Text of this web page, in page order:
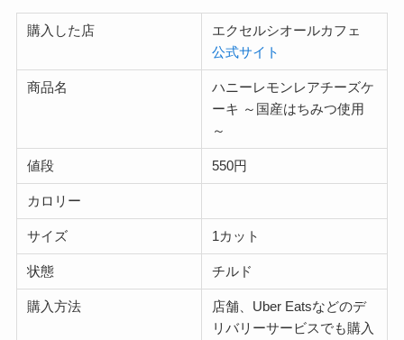
購入した店
エクセルシオールカフェ
公式サイト
商品名
ハニーレモンレアチーズケ
ーキ ～国産はちみつ使用
～
値段 550円
カロリー
サイズ 1カット
状態 チルド
購入方法
店舗、Uber Eatsなどのデ
リバリーサービスでも購入